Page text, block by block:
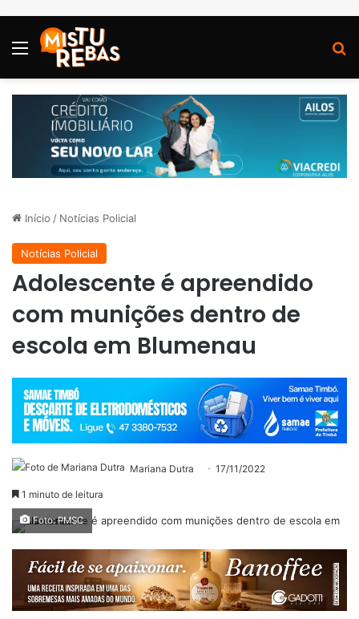
Menu
Início / Notícias Policial
Notícias Policial
Adolescente é apreendido
com munições dentro de
escola em Blumenau
Mariana Dutra 17/11/2022
1 minuto de leitura
Foto: PMSC